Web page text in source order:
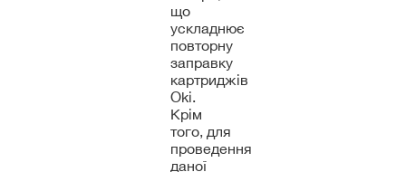
що
ускладнює
повторну
заправку
картриджів
Oki.
Крім
того, для
проведення
даної